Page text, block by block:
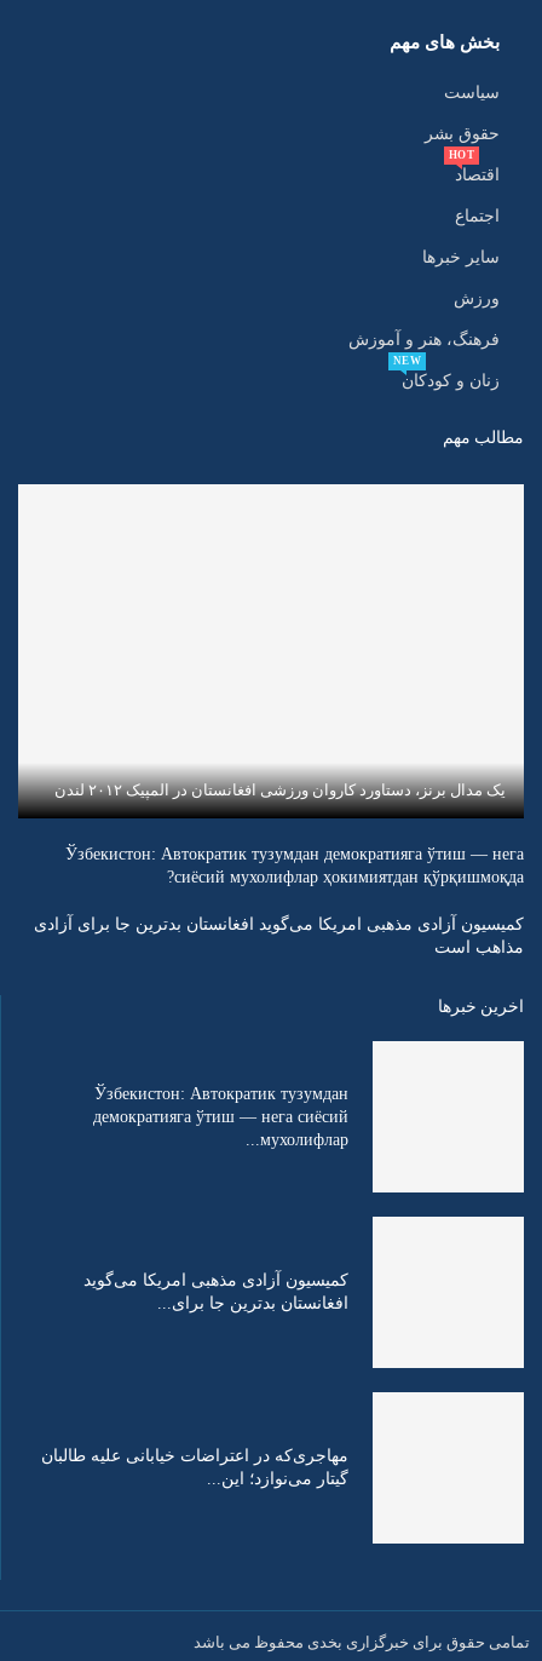
بخش های مهم
سیاست
حقوق بشر
اقتصاد
HOT
اجتماع
سایر خبرها
ورزش
فرهنگ، هنر و آموزش
زنان و کودکان
NEW
مطالب مهم
یک مدال برنز، دستاورد کاروان ورزشی افغانستان در المپیک ۲۰۱۲ لندن
Ўзбекистон: Автократик тузумдан демократияга ўтиш — нега
сиёсий мухолифлар ҳокимиятдан қўрқишмоқда?
کمیسیون آزادی مذهبی امریکا می‌گوید افغانستان بدترین جا برای آزادی
مذاهب است
اخرین خبرها
Ўзбекистон: Автократик тузумдан
демократияга ўтиш — нега сиёсий
мухолифлар...
کمیسیون آزادی مذهبی امریکا می‌گوید
افغانستان بدترین جا برای...
مهاجری‌که در اعتراضات خیابانی علیه طالبان
گیتار می‌نوازد؛ این...
تمامی حقوق برای خبرگزاری بخدی محفوظ می باشد